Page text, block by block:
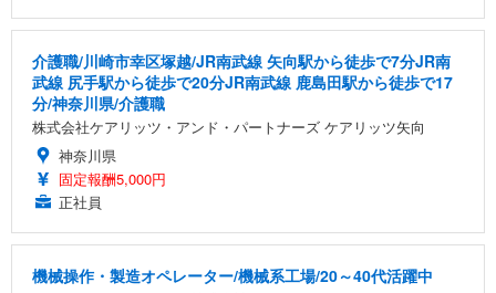
介護職/川崎市幸区塚越/JR南武線 矢向駅から徒歩で7分JR南
武線 尻手駅から徒歩で20分JR南武線 鹿島田駅から徒歩で17
分/神奈川県/介護職
株式会社ケアリッツ・アンド・パートナーズ ケアリッツ矢向
神奈川県
固定報酬5,000円
正社員
機械操作・製造オペレーター/機械系工場/20～40代活躍中